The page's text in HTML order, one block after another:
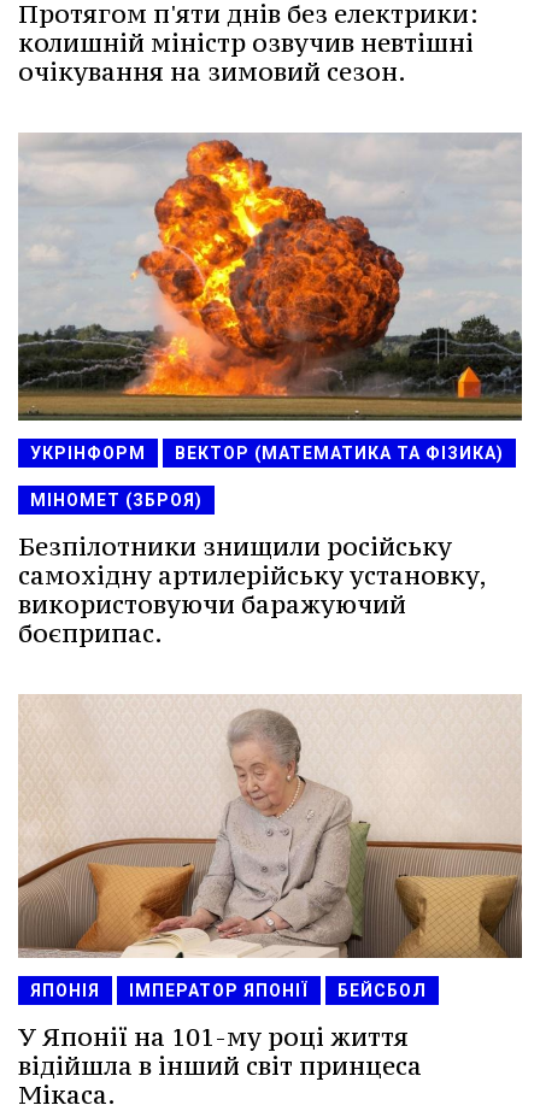
Протягом п'яти днів без електрики:
колишній міністр озвучив невтішні
очікування на зимовий сезон.
УКРІНФОРМ ВЕКТОР (МАТЕМАТИКА ТА ФІЗИКА)
МІНОМЕТ (ЗБРОЯ)
Безпілотники знищили російську
самохідну артилерійську установку,
використовуючи баражуючий
боєприпас.
ЯПОНІЯ ІМПЕРАТОР ЯПОНІЇ БЕЙСБОЛ
У Японії на 101-му році життя
відійшла в інший світ принцеса
Мікаса.